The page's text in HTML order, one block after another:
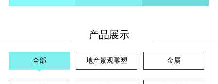
产品展示
全部 地产景观雕塑 金属